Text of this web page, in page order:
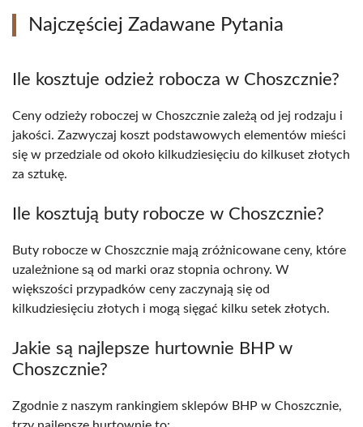
Najczęściej Zadawane Pytania
Ile kosztuje odzież robocza w Choszcznie?
Ceny odzieży roboczej w Choszcznie zależą od jej rodzaju i
jakości. Zazwyczaj koszt podstawowych elementów mieści
się w przedziale od około kilkudziesięciu do kilkuset złotych
za sztukę.
Ile kosztują buty robocze w Choszcznie?
Buty robocze w Choszcznie mają zróżnicowane ceny, które
uzależnione są od marki oraz stopnia ochrony. W
większości przypadków ceny zaczynają się od
kilkudziesięciu złotych i mogą sięgać kilku setek złotych.
Jakie są najlepsze hurtownie BHP w
Choszcznie?
Zgodnie z naszym rankingiem sklepów BHP w Choszcznie,